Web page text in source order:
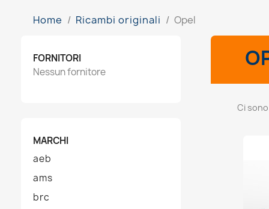
Home Ricambi originali Opel
FORNITORI
Nessun fornitore
MARCHI
aeb
ams
brc
Ci